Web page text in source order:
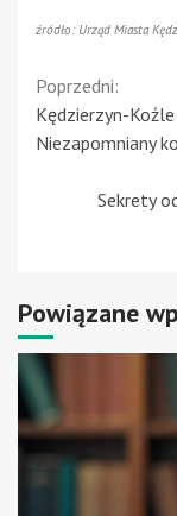
źródło: Urząd Miasta
Continue
Reading
Poprzedni:
Kędzierzyn-
Niezapomniany
Sekrety
Powiązane